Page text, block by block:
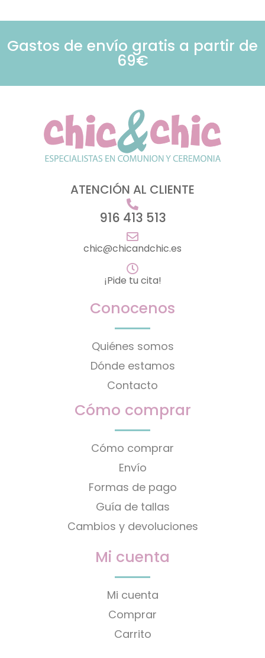
Gastos de envío gratis a partir de
69€
ATENCIÓN AL CLIENTE
916 413 513
chic@chicandchic.es
¡Pide tu cita!
Conocenos
Quiénes somos
Dónde estamos
Contacto
Cómo comprar
Cómo comprar
Envío
Formas de pago
Guía de tallas
Cambios y devoluciones
Mi cuenta
Mi cuenta
Comprar
Carrito